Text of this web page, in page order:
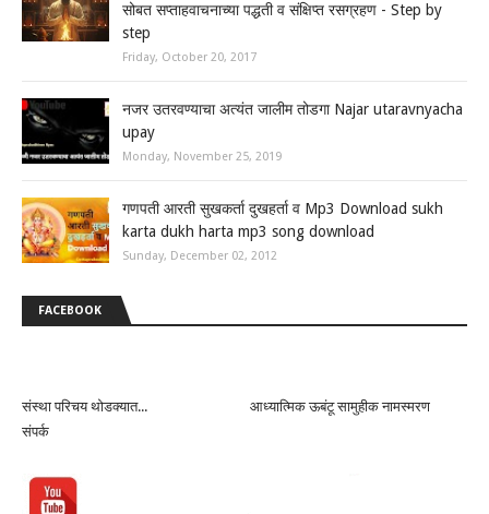
सोबत सप्ताहवाचनाच्या पद्धती व संक्षिप्त रसग्रहण - Step by
step
Friday, October 20, 2017
नजर उतरवण्याचा अत्यंत जालीम तोडगा Najar utaravnyacha
upay
Monday, November 25, 2019
गणपती आरती सुखकर्ता दुखहर्ता व Mp3 Download sukh
karta dukh harta mp3 song download
Sunday, December 02, 2012
FACEBOOK
संस्था परिचय थोडक्यात...
आध्यात्मिक ऊबंटू सामुहीक नामस्मरण
संपर्क